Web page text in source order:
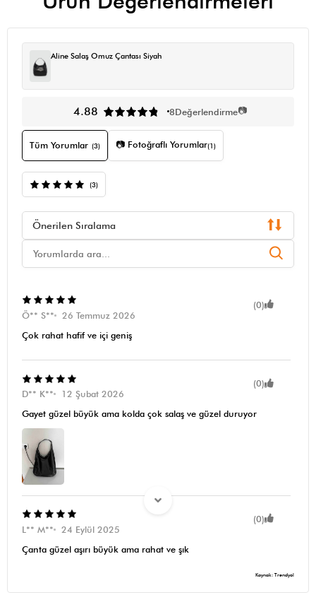
Aline Salaş Omuz Çantası Siyah
4.88 8Değerlendirme📷
Tüm Yorumlar (3) 📷 Fotoğraflı Yorumlar(1)
(3)
Önerilen Sıralama
(0)
Ö** S**
26 Temmuz 2026
Çok rahat hafif ve içi geniş
(0)
D** K**
12 Şubat 2026
Gayet güzel büyük ama kolda çok salaş ve güzel duruyor
(0)
L** M**
24 Eylül 2025
Çanta güzel aşırı büyük ama rahat ve şık
Kaynak: Trendyol